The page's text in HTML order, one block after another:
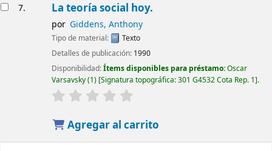
7. La teoría social hoy.
por Giddens, Anthony
Tipo de material:
Texto
Detalles de publicación: 1990
Disponibilidad:Ítems disponibles para préstamo:Oscar
Varsavsky(1) Signatura topográfica:301 G4532 Cota Rep. 1 .
Agregar al carrito